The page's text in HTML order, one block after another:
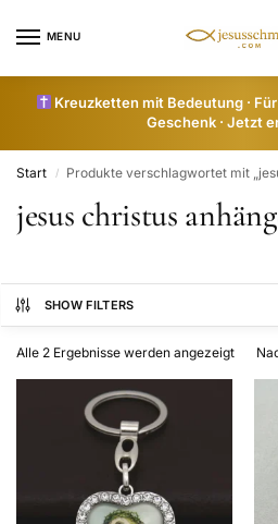
MENU
Kreuzketten mit Bedeutung ·
Geschenk · Jetzt
Start / Produkte verschlagwortet mit
jesus christus
SHOW FILTERS
Alle 2 Ergebnisse werden angezeigt